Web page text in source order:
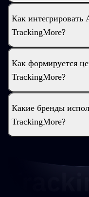
Как интегрировать
TrackingMore?
Как формируется
TrackingMore?
Какие бренды
TrackingMore?